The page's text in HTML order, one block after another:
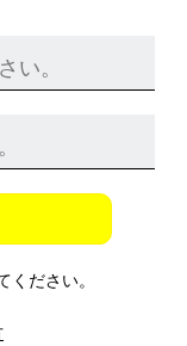
ください。